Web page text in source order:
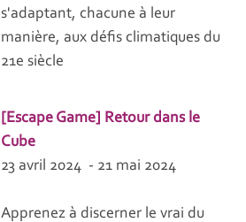
s'adaptant, chacune à leur
manière, aux défis climatiques du
21e siècle
[Escape Game] Retour dans le
Cube
23 avril 2024 - 21 mai 2024
Apprenez à discerner le vrai du